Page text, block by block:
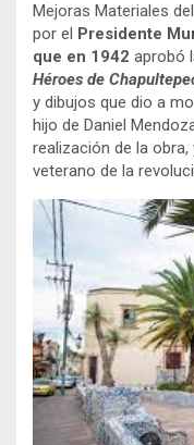
Mejoras Materiales
por el Presidente
que en 1942 aprobó
Héroes de
y dibujos que dio a
hijo de Daniel
realización de la
veterano de la